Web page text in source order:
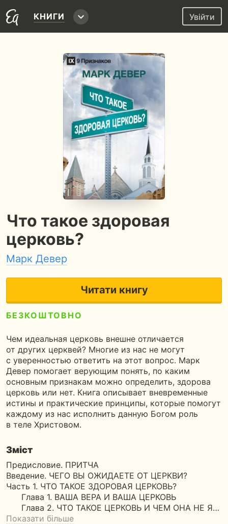
КНИГИ Увійти
Что такое здоровая
церковь?
Марк Девер
Читати книгу
БЕЗКОШТОВНО
Чем идеальная церковь внешне отличается
от других церквей? Многие из нас не могут
с уверенностью ответить на этот вопрос. Марк
Девер помогает верующим понять, по каким
основным признакам можно определить, здорова
церковь или нет. Книга описывает вневременные
истины и практические принципы, которые помогут
каждому из нас исполнить данную Богом роль
в теле Христовом.
Зміст
Предисловие. ПРИТЧА
Введение. ЧЕГО ВЫ ОЖИДАЕТЕ ОТ ЦЕРКВИ?
Часть 1. ЧТО ТАКОЕ ЗДОРОВАЯ ЦЕРКОВЬ?
Глава 1. ВАША ВЕРА И ВАША ЦЕРКОВЬ
Глава 2. ЧТО ТАКОЕ ЦЕРКОВЬ И ЧЕМ ОНА НЕ Я…
Показати більше